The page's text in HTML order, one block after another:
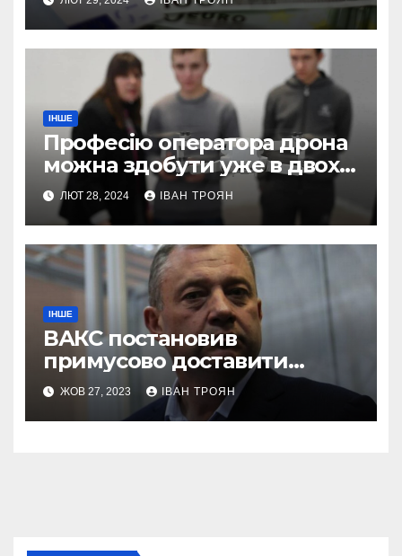
ІНШЕ
Професію оператора дрона
можна здобути уже в двох
профтехах Львівщини
ЛЮТ 28, 2024 ІВАН ТРОЯН
ІНШЕ
ВАКС постановив
примусово доставити
Дубневича до суду
ЖОВ 27, 2023 ІВАН ТРОЯН